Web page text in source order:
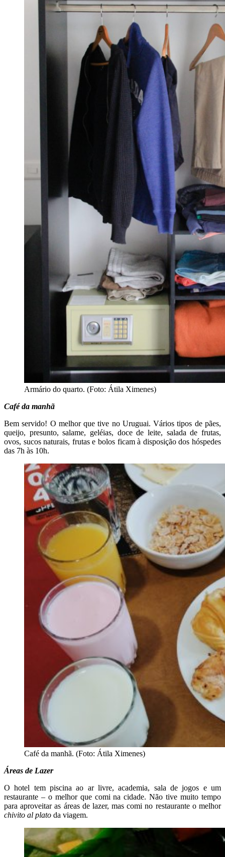
Armário do quarto. (Foto: Átila Ximenes)
Café da manhã
Bem servido! O melhor que tive no Uruguai. Vários tipos de pães,
queijo, presunto, salame, geléias, doce de leite, salada de frutas,
ovos, sucos naturais, frutas e bolos ficam à disposição dos hóspedes
das 7h às 10h.
Café da manhã. (Foto: Átila Ximenes)
Áreas de Lazer
O hotel tem piscina ao ar livre, academia, sala de jogos e um
restaurante – o melhor que comi na cidade. Não tive muito tempo
para aproveitar as áreas de lazer, mas comi no restaurante o melhor
chivito al plato da viagem.